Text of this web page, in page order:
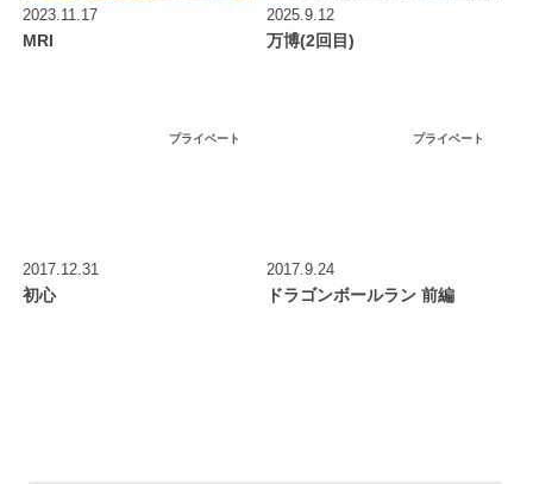
2023.11.17
MRI
2025.9.12
万博(2回目)
プライベート
2017.12.31
初心
プライベート
2017.9.24
ドラゴンボールラン 前編